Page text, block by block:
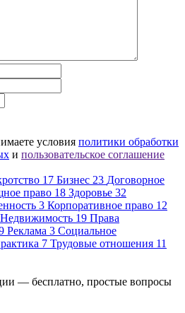
условия политики обработки
и пользовательское соглашение
17 Бизнес 23 Договорное
право 18 Здоровье 32
3 Корпоративное право 12
Недвижимость 19 Права
Реклама 3 Социальное
7 Трудовые отношения 11
— бесплатно, простые вопросы